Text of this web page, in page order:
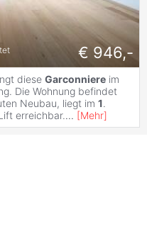
€ 946,-
diese Garconniere im
Die Wohnung befindet
Neubau, liegt im 1.
erreichbar.... [Mehr]